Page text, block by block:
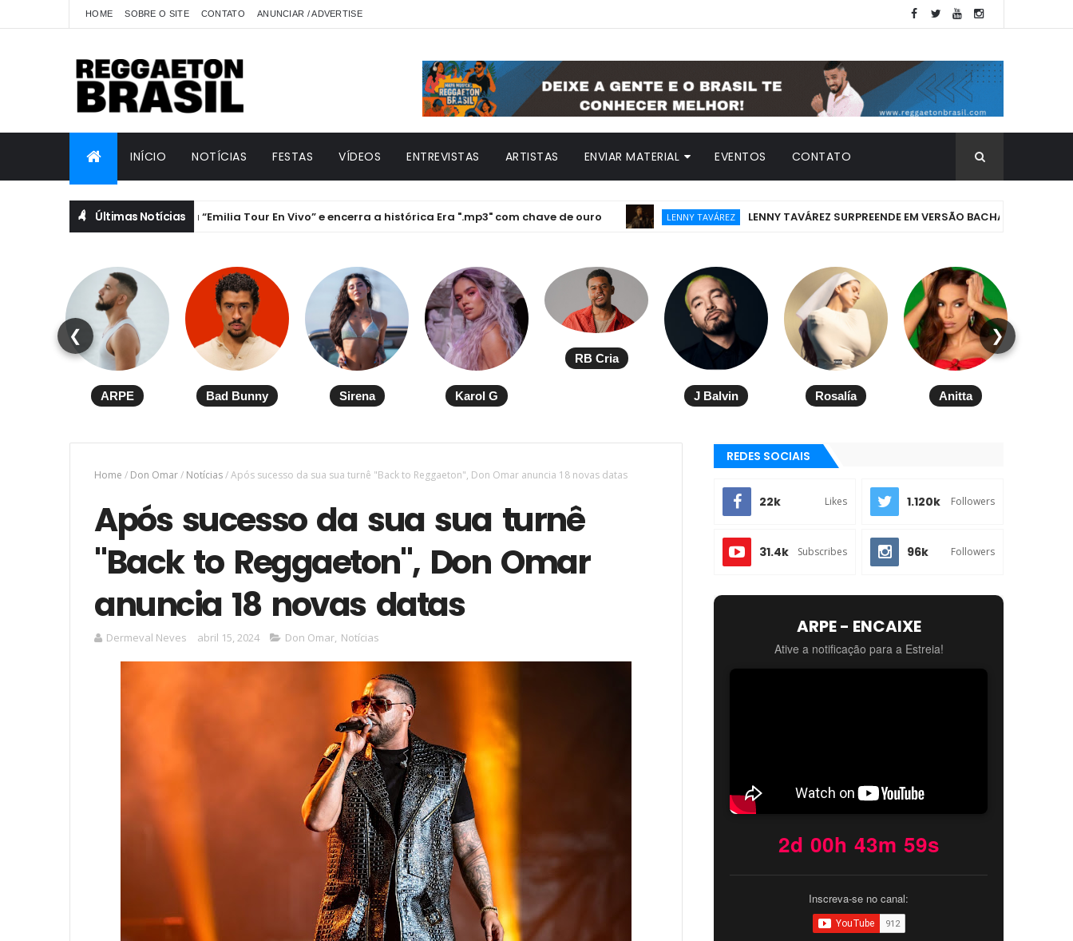
HOME SOBRE O SITE CONTATO ANUNCIAR / ADVERTISE
INÍCIO NOTÍCIAS FESTAS VÍDEOS ENTREVISTAS ARTISTAS ENVIAR MATERIAL EVENTOS CONTATO
Últimas Notícias
Emilia lança “Emilia Tour En Vivo” e encerra a histórica Era ".mp3" com chave de ouro LENNY TAVÁREZ LENNY TAVÁREZ SURPREENDE EM VERSÃO BACHATA DO SUCESSO
❮
ARPE Bad Bunny Sirena Karol G
RB Cria
J Balvin Rosalía Anitta
❯
Home / Don Omar/ Notícias/Após sucesso da sua sua turnê "Back to Reggaeton", Don Omar anuncia 18 novas datas
Após sucesso da sua sua turnê
"Back to Reggaeton", Don Omar
anuncia 18 novas datas
Dermeval Neves abril 15, 2024 Don Omar, Notícias
REDES SOCIAIS
22k Likes 1.120k Followers
31.4k Subscribes 96k Followers
ARPE - ENCAIXE
Ative a notificação para a Estreia!
2d 00h 43m 58s
Inscreva-se no canal: